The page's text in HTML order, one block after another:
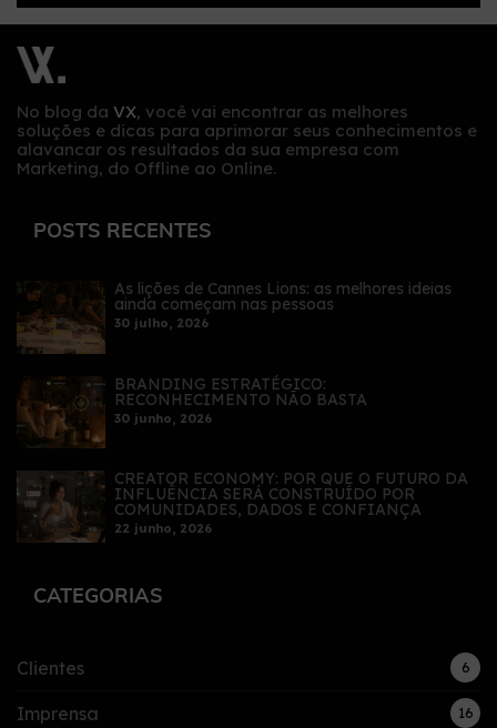
No blog da VX, você vai encontrar as melhores
soluções e dicas para aprimorar seus conhecimentos e
alavancar os resultados da sua empresa com
Marketing, do Offline ao Online.
POSTS RECENTES
As lições de Cannes Lions: as melhores ideias
ainda começam nas pessoas
30 julho, 2026
BRANDING ESTRATÉGICO:
RECONHECIMENTO NÃO BASTA
30 junho, 2026
CREATOR ECONOMY: POR QUE O FUTURO DA
INFLUÊNCIA SERÁ CONSTRUÍDO POR
COMUNIDADES, DADOS E CONFIANÇA
22 junho, 2026
CATEGORIAS
Clientes 6
Imprensa 16